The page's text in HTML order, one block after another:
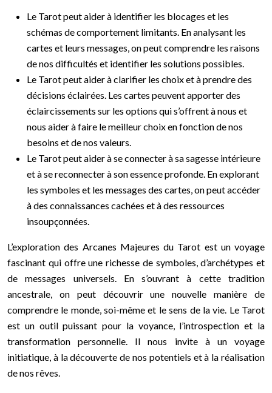
Le Tarot peut aider à identifier les blocages et les
schémas de comportement limitants. En analysant les
cartes et leurs messages, on peut comprendre les raisons
de nos difficultés et identifier les solutions possibles.
Le Tarot peut aider à clarifier les choix et à prendre des
décisions éclairées. Les cartes peuvent apporter des
éclaircissements sur les options qui s’offrent à nous et
nous aider à faire le meilleur choix en fonction de nos
besoins et de nos valeurs.
Le Tarot peut aider à se connecter à sa sagesse intérieure
et à se reconnecter à son essence profonde. En explorant
les symboles et les messages des cartes, on peut accéder
à des connaissances cachées et à des ressources
insoupçonnées.
L’exploration des Arcanes Majeures du Tarot est un voyage
fascinant qui offre une richesse de symboles, d’archétypes et
de messages universels. En s’ouvrant à cette tradition
ancestrale, on peut découvrir une nouvelle manière de
comprendre le monde, soi-même et le sens de la vie. Le Tarot
est un outil puissant pour la voyance, l’introspection et la
transformation personnelle. Il nous invite à un voyage
initiatique, à la découverte de nos potentiels et à la réalisation
de nos rêves.